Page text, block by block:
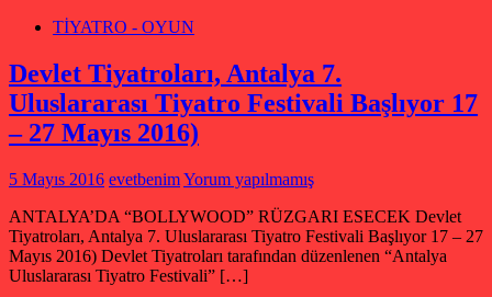
TİYATRO - OYUN
Devlet Tiyatroları, Antalya 7.
Uluslararası Tiyatro Festivali Başlıyor 17
– 27 Mayıs 2016)
5 Mayıs 2016 evetbenimYorum yapılmamış
ANTALYA’DA “BOLLYWOOD” RÜZGARI ESECEK Devlet
Tiyatroları, Antalya 7. Uluslararası Tiyatro Festivali Başlıyor 17 – 27
Mayıs 2016) Devlet Tiyatroları tarafından düzenlenen “Antalya
Uluslararası Tiyatro Festivali” […]